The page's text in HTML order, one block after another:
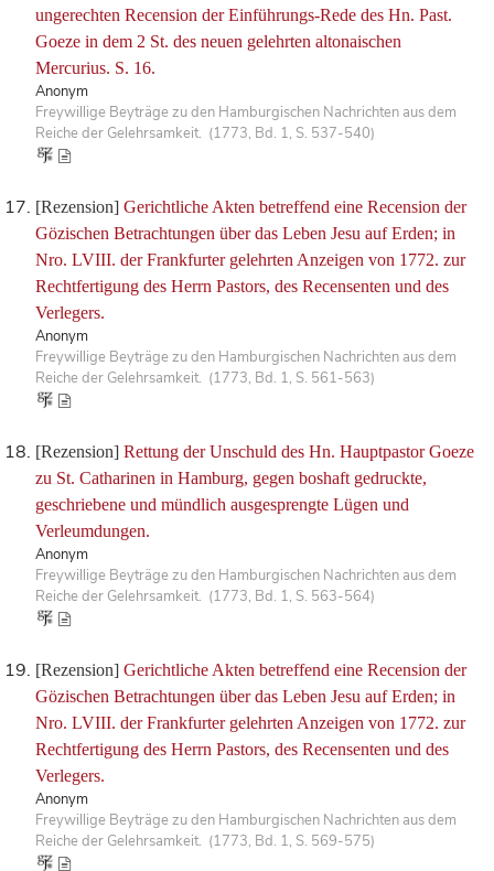
ungerechten Recension der Einführungs-Rede des Hn. Past.
Goeze in dem 2 St. des neuen gelehrten altonaischen
Mercurius. S. 16.
Anonym
Freywillige Beyträge zu den Hamburgischen Nachrichten aus dem
Reiche der Gelehrsamkeit. (1773, Bd. 1, S. 537-540)
[Rezension] Gerichtliche Akten betreffend eine Recension der
Gözischen Betrachtungen über das Leben Jesu auf Erden; in
Nro. LVIII. der Frankfurter gelehrten Anzeigen von 1772. zur
Rechtfertigung des Herrn Pastors, des Recensenten und des
Verlegers.
Anonym
Freywillige Beyträge zu den Hamburgischen Nachrichten aus dem
Reiche der Gelehrsamkeit. (1773, Bd. 1, S. 561-563)
[Rezension] Rettung der Unschuld des Hn. Hauptpastor Goeze
zu St. Catharinen in Hamburg, gegen boshaft gedruckte,
geschriebene und mündlich ausgesprengte Lügen und
Verleumdungen.
Anonym
Freywillige Beyträge zu den Hamburgischen Nachrichten aus dem
Reiche der Gelehrsamkeit. (1773, Bd. 1, S. 563-564)
[Rezension] Gerichtliche Akten betreffend eine Recension der
Gözischen Betrachtungen über das Leben Jesu auf Erden; in
Nro. LVIII. der Frankfurter gelehrten Anzeigen von 1772. zur
Rechtfertigung des Herrn Pastors, des Recensenten und des
Verlegers.
Anonym
Freywillige Beyträge zu den Hamburgischen Nachrichten aus dem
Reiche der Gelehrsamkeit. (1773, Bd. 1, S. 569-575)